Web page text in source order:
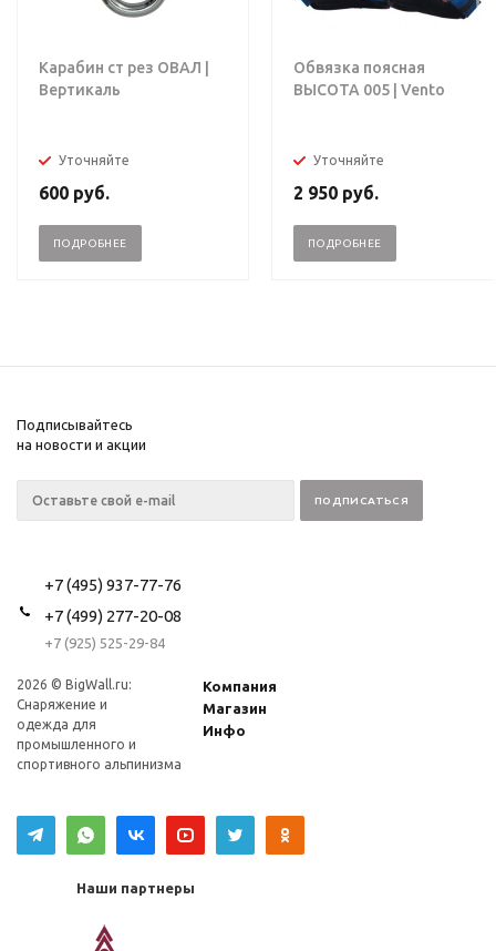
Карабин ст рез ОВАЛ |
Вертикаль
Уточняйте
600 руб.
ПОДРОБНЕЕ
Обвязка поясная
ВЫСОТА 005 | Vento
Уточняйте
2 950 руб.
ПОДРОБНЕЕ
Подписывайтесь
на новости и акции
+7 (495) 937-77-76
+7 (499) 277-20-08
+7 (925) 525-29-84
2026 © BigWall.ru:
Снаряжение и
одежда для
промышленного и
спортивного альпинизма
Компания
Магазин
Инфо
Наши партнеры